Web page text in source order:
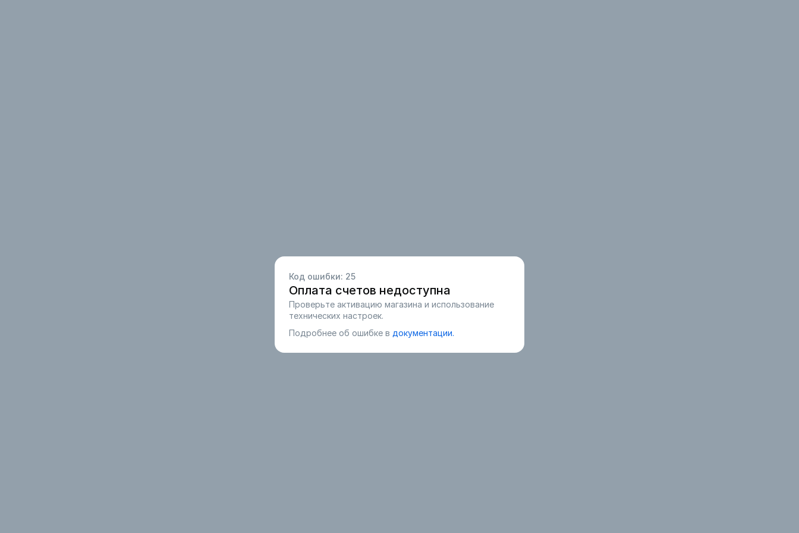
Код ошибки: 25
Оплата счетов недоступна
Проверьте активацию магазина и использование
технических настроек.
Подробнее об ошибке в документации.